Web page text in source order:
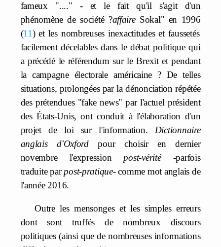
fameux "...." - et le fait qu'il s'agit d'un
phénomène de société ?affaireSokal" en 1996
11 et les nombreuses inexactitudes et faussetés
facilement décelables dans le débat politique qui
a précédé le référendum sur le Brexit et pendant
la campagne électorale américaine ? De telles
situations, prolongées par la dénonciation répétée
des prétendues "fake news" par l'actuel président
des États-Unis, ont conduit à l'élaboration d'un
projet de loi sur l'information. Dictionnaire
anglais d'Oxfordpour choisir en dernier
novembre l'expressionpost-vérité-parfois
traduite parpost-pratique-comme mot anglais de
l'année 2016.
Outre les mensonges et les simples erreurs
dont sont truffés de nombreux discours
politiques (ainsi que de nombreuses informations